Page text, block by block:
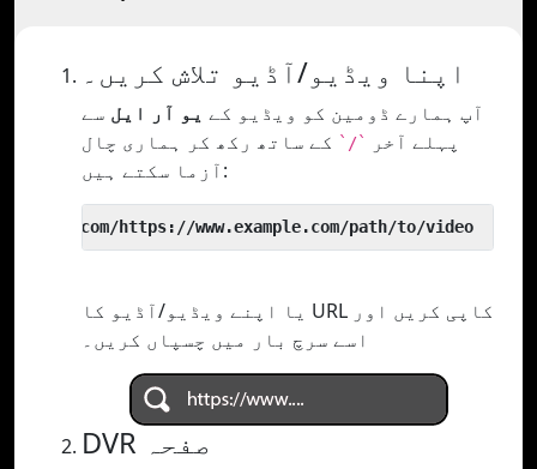
اپنا ویڈیو/آڈیو تلاش کریں۔
آپ ہمارے ڈومین کو ویڈیو کے یو آر ایل سے
پہلے آخر
`/` کے ساتھ رکھ کر ہماری چال
آزما سکتے ہیں:
یا اپنے ویڈیو/آڈیو کا URL کاپی کریں اور
اسے سرچ بار میں چسپاں کریں۔
DVR صفحہ